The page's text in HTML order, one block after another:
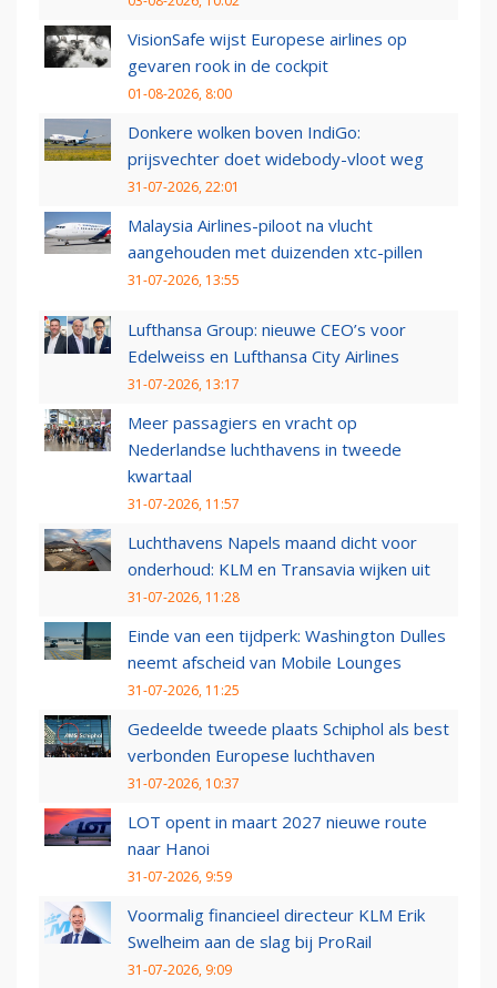
VisionSafe wijst Europese airlines op
gevaren rook in de cockpit
01-08-2026, 8:00
Donkere wolken boven IndiGo:
prijsvechter doet widebody-vloot weg
31-07-2026, 22:01
Malaysia Airlines-piloot na vlucht
aangehouden met duizenden xtc-pillen
31-07-2026, 13:55
Lufthansa Group: nieuwe CEO’s voor
Edelweiss en Lufthansa City Airlines
31-07-2026, 13:17
Meer passagiers en vracht op
Nederlandse luchthavens in tweede
kwartaal
31-07-2026, 11:57
Luchthavens Napels maand dicht voor
onderhoud: KLM en Transavia wijken uit
31-07-2026, 11:28
Einde van een tijdperk: Washington Dulles
neemt afscheid van Mobile Lounges
31-07-2026, 11:25
Gedeelde tweede plaats Schiphol als best
verbonden Europese luchthaven
31-07-2026, 10:37
LOT opent in maart 2027 nieuwe route
naar Hanoi
31-07-2026, 9:59
Voormalig financieel directeur KLM Erik
Swelheim aan de slag bij ProRail
31-07-2026, 9:09